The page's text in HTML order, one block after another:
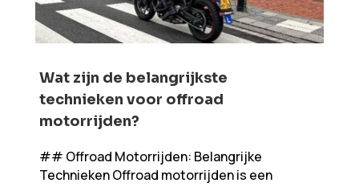
Wat zijn de belangrijkste
technieken voor offroad
motorrijden?
## Offroad Motorrijden: Belangrijke
Technieken Offroad motorrijden is een